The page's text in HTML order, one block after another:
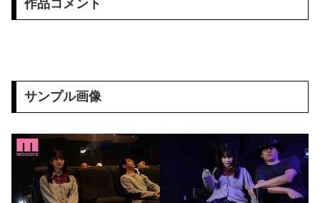
【朗報】芸能界を引退した爆乳、SNSでおっぱい画像を投稿www
ハメ撮りプライベート アヘ顔とオホ声の破壊力 やっぱりいいね！【ののか】嬢 有加里ののか
ハメ撮りプライベート 抱き心地満点 Hカップに沼る 森亜秋
ハメ撮りプライベート 極乳 宇佐美すい
【NIKKE】エレグのエロ画像まとめ 4
作品コメント
サンプル画像